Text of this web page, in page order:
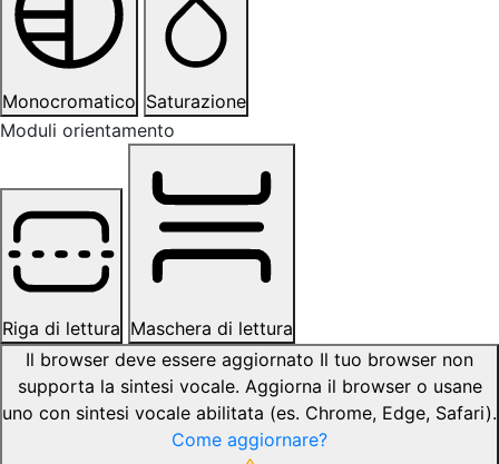
Monocromatico Saturazione
Moduli orientamento
Riga di lettura Maschera di lettura
Il browser deve essere aggiornato Il tuo browser non
supporta la sintesi vocale. Aggiorna il browser o usane
uno con sintesi vocale abilitata (es. Chrome, Edge, Safari).
Come aggiornare?